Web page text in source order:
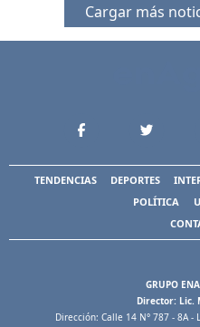
Cargar más
TENDENCIAS DEPORTES
POLÍTICA
GRUPO
Director: Lic.
Dirección: Calle 14 N° 787 - 8A